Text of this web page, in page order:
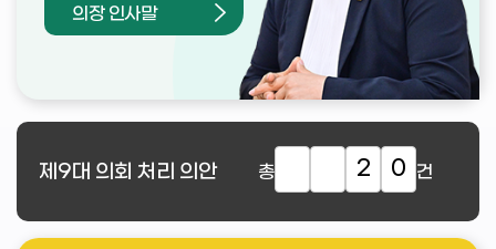
의장 인사말
제9대 의회 처리 의안 총 2 0 건